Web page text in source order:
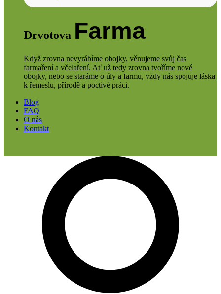
Drvotova Farma
Když zrovna nevyrábíme obojky, věnujeme svůj čas
farmaření a včelaření. Ať už tedy zrovna tvoříme nové
obojky, nebo se staráme o úly a farmu, vždy nás spojuje láska
k řemeslu, přírodě a poctivé práci.
Blog
FAQ
O nás
Kontakt